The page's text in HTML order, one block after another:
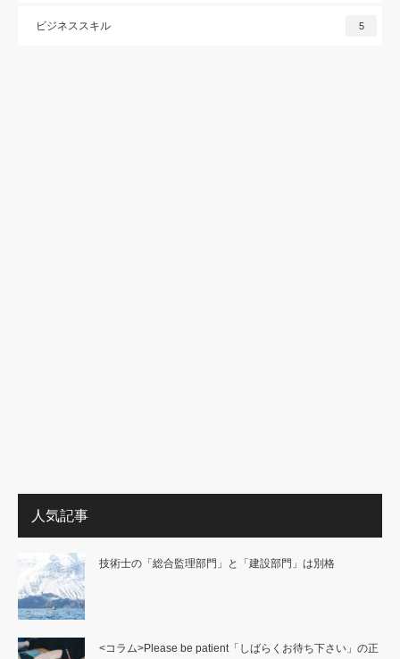
ビジネススキル 5
人気記事
技術士の「総合監理部門」と「建設部門」は別格
<コラム>Please be patient「しばらくお待ち下さい」の正